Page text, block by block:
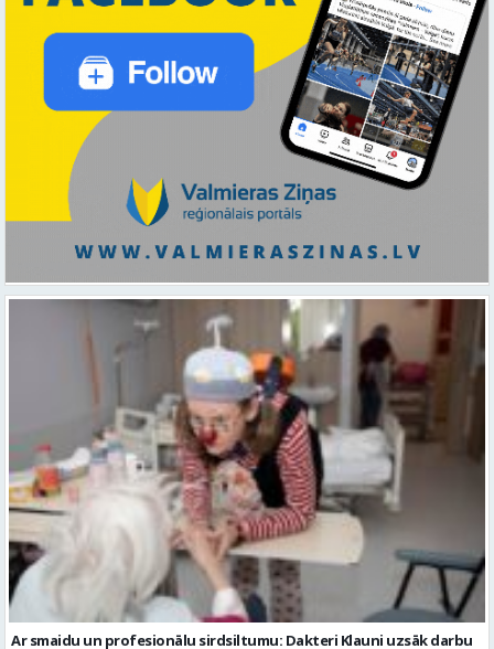
Ar smaidu un profesionālu sirdsiltumu: Dakteri Klauni uzsāk darbu